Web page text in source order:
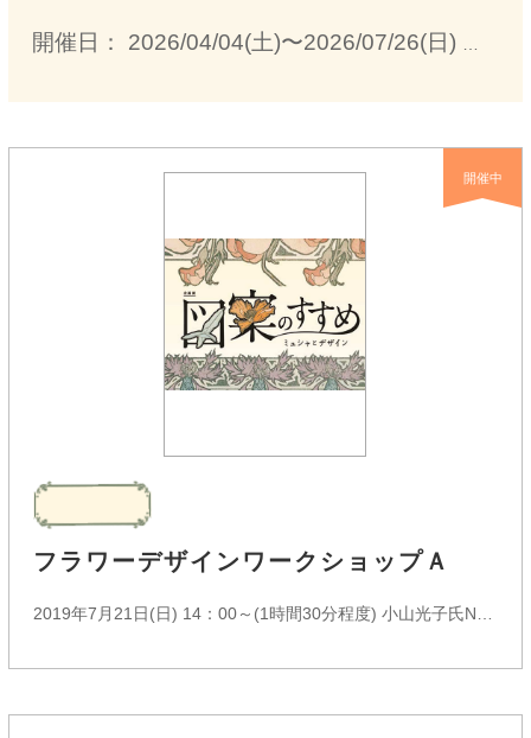
開催中
フラワーデザインワークショップＡ
2019年7月21日(日) 14：00～(1時間30分程度) 小山光子氏NFD名誉本部講師（小山光子フラワーデザインスタジオ主宰）